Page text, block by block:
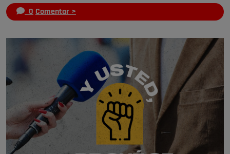
0 Comentar >